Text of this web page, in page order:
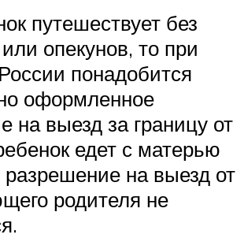
путешествует без
опекунов, то при
понадобится
оформленное
на выезд за границу от
едет с матерью
на выезд от
родителя не